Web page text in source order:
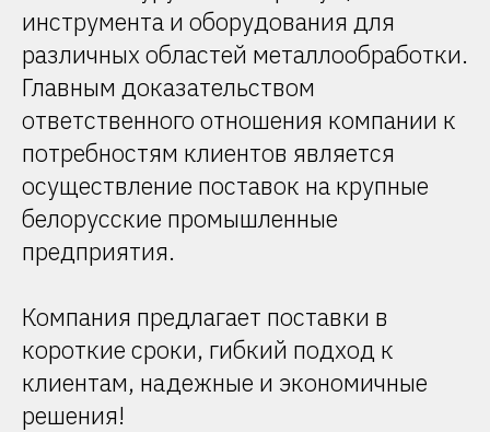
инструмента и оборудования для
различных областей металлообработки.
Главным доказательством
ответственного отношения компании к
потребностям клиентов является
осуществление поставок на крупные
белорусские промышленные
предприятия.
Компания предлагает поставки в
короткие сроки, гибкий подход к
клиентам, надежные и экономичные
решения!